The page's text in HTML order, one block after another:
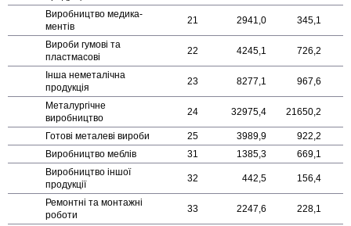
Виробництво медика­
ментів
21 2941,0 345,1
Вироби гумові та
пластмасові
22 4245,1 726,2
Інша неметалічна
продукція
23 8277,1 967,6
Металургічне
виробництво
24 32975,4 21650,2
Готові металеві вироби 25 3989,9
922,2
Виробництво меблів
31 1385,3
669,1
Виробництво іншої
продукції
32 442,5 156,4
Ремонтні та монтажні
роботи
33 2247,6 228,1